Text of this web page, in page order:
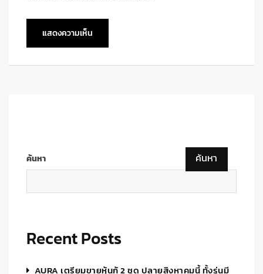
ค้นหา ค้นหา
Recent Posts
AURA เตรียมขายหุ้นกู้ 2 ชุด ปลายสิงหาคมนี้ ทั้งรุ่นมี